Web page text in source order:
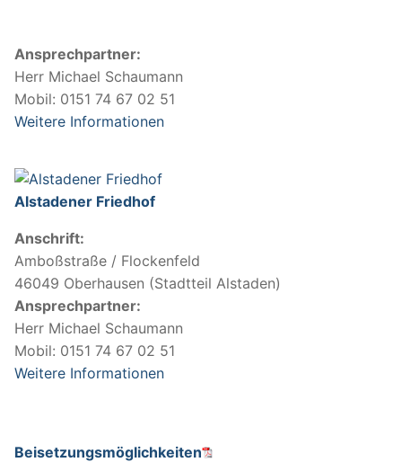
Ansprechpartner:
Herr Michael Schaumann
Mobil: 0151 74 67 02 51
Weitere Informationen
Alstadener Friedhof
Anschrift:
Amboßstraße / Flockenfeld
46049 Oberhausen (Stadtteil Alstaden)
Ansprechpartner:
Herr Michael Schaumann
Mobil: 0151 74 67 02 51
Weitere Informationen
Beisetzungsmöglichkeiten